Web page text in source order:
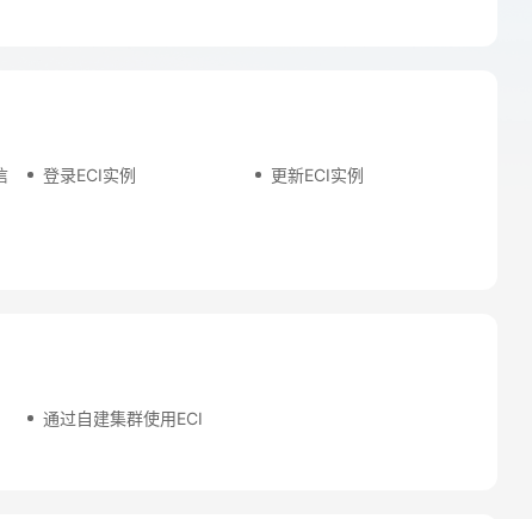
登录ECI实例 更新ECI实例
通过自建集群使用ECI